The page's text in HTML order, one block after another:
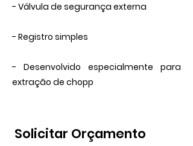
- Válvula de segurança externa
- Registro simples
- Desenvolvido especialmente para
extração de chopp
Solicitar Orçamento